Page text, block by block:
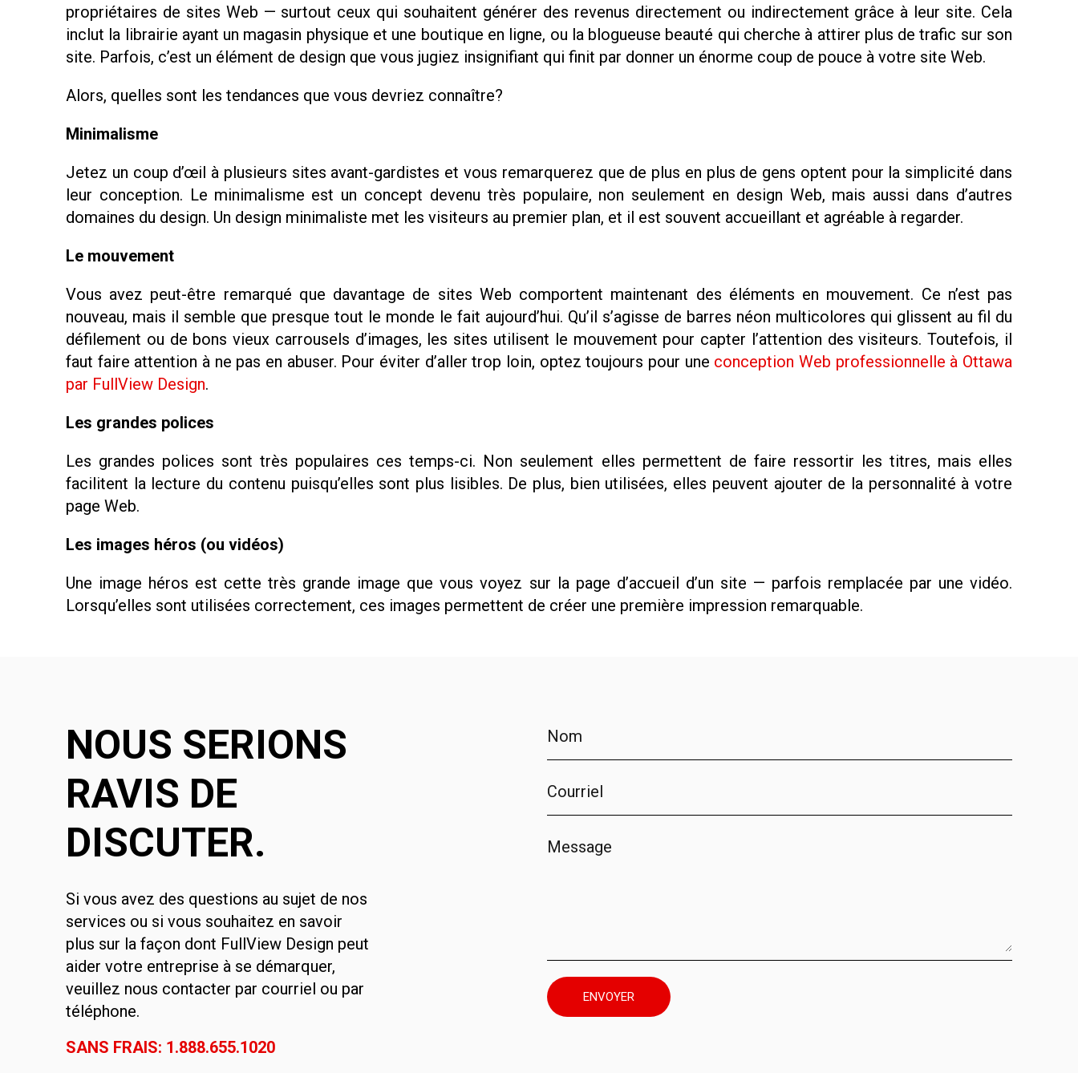
propriétaires de sites Web — surtout ceux qui souhaitent générer des revenus directement ou indirectement grâce à leur site. Cela
inclut la librairie ayant un magasin physique et une boutique en ligne, ou la blogueuse beauté qui cherche à attirer plus de trafic sur son
site. Parfois, c’est un élément de design que vous jugiez insignifiant qui finit par donner un énorme coup de pouce à votre site Web.
Alors, quelles sont les tendances que vous devriez connaître?
Minimalisme
Jetez un coup d’œil à plusieurs sites avant-gardistes et vous remarquerez que de plus en plus de gens optent pour la simplicité dans
leur conception. Le minimalisme est un concept devenu très populaire, non seulement en design Web, mais aussi dans d’autres
domaines du design. Un design minimaliste met les visiteurs au premier plan, et il est souvent accueillant et agréable à regarder.
Le mouvement
Vous avez peut-être remarqué que davantage de sites Web comportent maintenant des éléments en mouvement. Ce n’est pas
nouveau, mais il semble que presque tout le monde le fait aujourd’hui. Qu’il s’agisse de barres néon multicolores qui glissent au fil du
défilement ou de bons vieux carrousels d’images, les sites utilisent le mouvement pour capter l’attention des visiteurs. Toutefois, il
faut faire attention à ne pas en abuser. Pour éviter d’aller trop loin, optez toujours pour une conception Web professionnelle à Ottawa
par FullView Design.
Les grandes polices
Les grandes polices sont très populaires ces temps-ci. Non seulement elles permettent de faire ressortir les titres, mais elles
facilitent la lecture du contenu puisqu’elles sont plus lisibles. De plus, bien utilisées, elles peuvent ajouter de la personnalité à votre
page Web.
Les images héros (ou vidéos)
Une image héros est cette très grande image que vous voyez sur la page d’accueil d’un site — parfois remplacée par une vidéo.
Lorsqu’elles sont utilisées correctement, ces images permettent de créer une première impression remarquable.
NOUS SERIONS
RAVIS DE
DISCUTER.
Si vous avez des questions au sujet de nos
services ou si vous souhaitez en savoir
plus sur la façon dont FullView Design peut
aider votre entreprise à se démarquer,
veuillez nous contacter par courriel ou par
téléphone.
SANS FRAIS: 1.888.655.1020